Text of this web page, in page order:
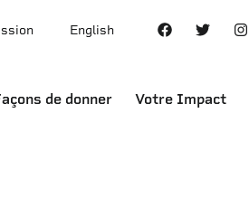
English
de donner Votre Impact
Nous nous sommes levés à
merveilleux travail
nous sommes retournés